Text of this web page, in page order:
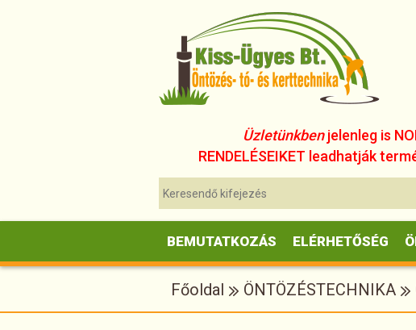
Üzletünkbenjelenleg is
RENDELÉSEIKET leadhatják
BEMUTATKOZÁS ELÉRHETŐSÉG
Főoldal ÖNTÖZÉSTECHNIKA